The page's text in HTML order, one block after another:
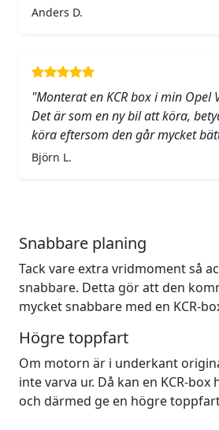
Anders D.
"Monterat en KCR box i min Opel
Det är som en ny bil att köra,
köra eftersom den går mycket
Björn L.
Snabbare planing
Tack vare extra vridmoment så
snabbare. Detta gör att den
mycket snabbare med en KCR-
Högre toppfart
Om motorn är i underkant
inte varva ur. Då kan en KCR-
och därmed ge en högre